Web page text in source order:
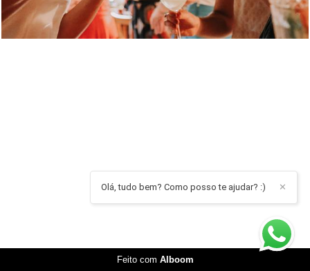
✕
Olá, tudo bem? Como posso te ajudar? :)
Feito com Alboom